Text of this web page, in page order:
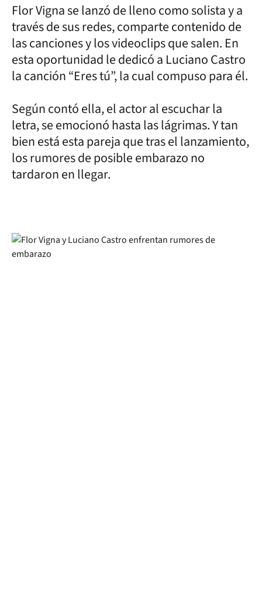
Flor Vigna se lanzó de lleno como solista y a
través de sus redes, comparte contenido de
las canciones y los videoclips que salen. En
esta oportunidad le dedicó a Luciano Castro
la canción “Eres tú”, la cual compuso para él.
Según contó ella, el actor al escuchar la
letra, se emocionó hasta las lágrimas. Y tan
bien está esta pareja que tras el lanzamiento,
los rumores de posible embarazo no
tardaron en llegar.